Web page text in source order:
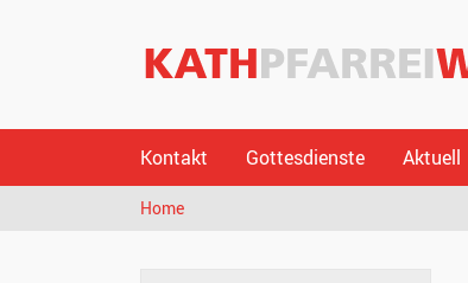
Kontakt Gottesdienste Aktuell
Home